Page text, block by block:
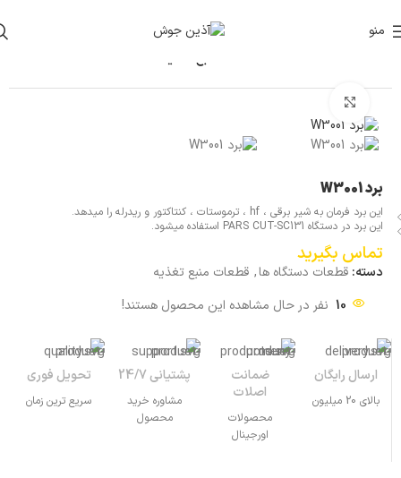
منو
قطعات منبع تغذیه
برد W3001
این برد فرمان به شیر برقی ، hf ، ترموستات ، کنتاکتور و ریدرله را میدهد.
این برد در دستگاه PARS CUT-SC131 استفاده میشود.
تماس بگیرید
دسته: قطعات دستگاه ها, قطعات منبع تغذیه
10 نفر در حال مشاهده این محصول هستند!
ارسال رایگان
بالای 20 میلیون
ضمانت
اصلات
محصولات
اورجینال
پشتیانی 24/7
مشاوره خرید
محصول
تحویل فوری
سریع ترین زمان